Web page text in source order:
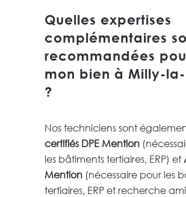
Quelles expertises
complémentaires
recommandées
mon bien à Milly-
?
Nos techniciens sont
certifiés DPE Mention
les bâtiments tertiaires, ERP) et
Mention (nécessaire pour les
tertiaires, ERP et recherche